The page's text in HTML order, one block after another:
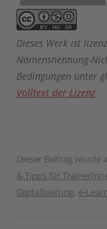
Dieses Werk ist
Namensnennung-
Bedingungen unter
Volltext der Lizenz
Dieser Beitrag wurde
& Tipps für
Digitalisierung, e-